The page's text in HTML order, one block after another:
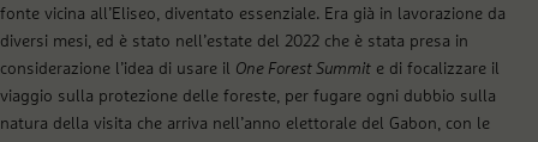
fonte vicina all’Eliseo, diventato essenziale. Era già in lavorazione da
diversi mesi, ed è stato nell’estate del 2022 che è stata presa in
considerazione l’idea di usare il One Forest Summit e di focalizzare il
viaggio sulla protezione delle foreste, per fugare ogni dubbio sulla
natura della visita che arriva nell’anno elettorale del Gabon, con le